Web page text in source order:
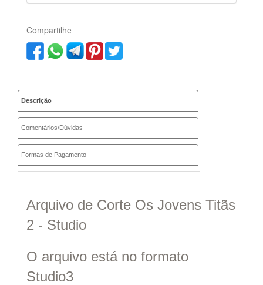
Compartilhe
Descrição
Comentários/Dúvidas
Formas de Pagamento
Arquivo de Corte Os Jovens Titãs
2 - Studio
O arquivo está no formato
Studio3